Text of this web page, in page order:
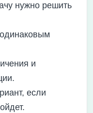
нужно решить
и
если